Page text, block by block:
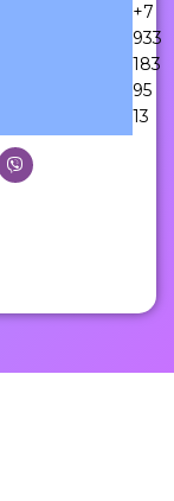
+7
933
183
95
13